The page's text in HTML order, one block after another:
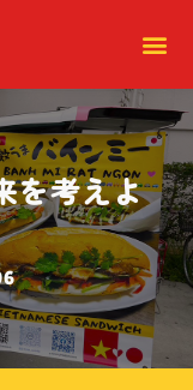
を考えよ